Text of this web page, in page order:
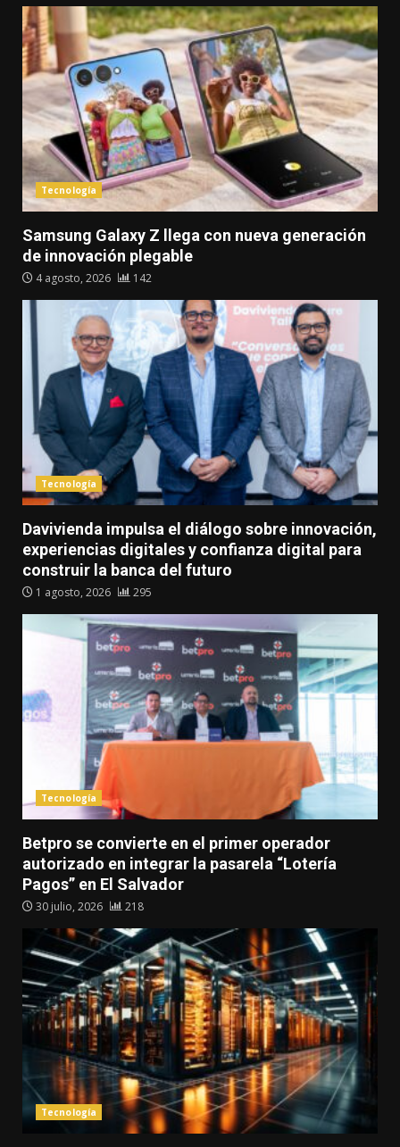
Tecnología
Samsung Galaxy Z llega con nueva generación
de innovación plegable
4 agosto, 2026 142
Tecnología
Davivienda impulsa el diálogo sobre innovación,
experiencias digitales y confianza digital para
construir la banca del futuro
1 agosto, 2026 295
Tecnología
Betpro se convierte en el primer operador
autorizado en integrar la pasarela “Lotería
Pagos” en El Salvador
30 julio, 2026 218
Tecnología